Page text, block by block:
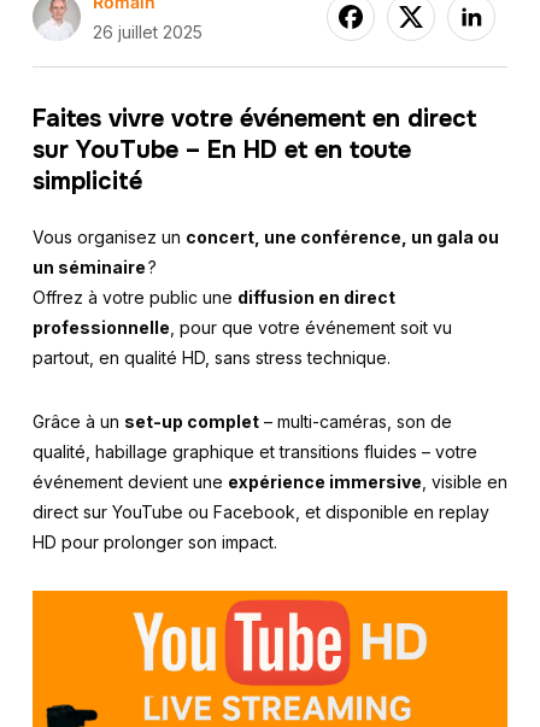
26 juillet 2025
Faites vivre votre événement en direct
sur YouTube – En HD et en toute
simplicité
Vous organisez un concert, une conférence, un gala ou
un séminaire?
Offrez à votre public une diffusion en direct
professionnelle , pour que votre événement soit vu
partout, en qualité HD, sans stress technique.
Grâce à un set-up complet– multi-caméras, son de
qualité, habillage graphique et transitions fluides – votre
événement devient une expérience immersive , visible en
direct sur YouTube ou Facebook, et disponible en replay
HD pour prolonger son impact.